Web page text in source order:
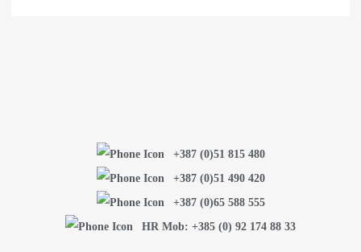
+387 (0)51 815 480
+387 (0)51 490 420
+387 (0)65 588 555
HR Mob: +385 (0) 92 174 88 33